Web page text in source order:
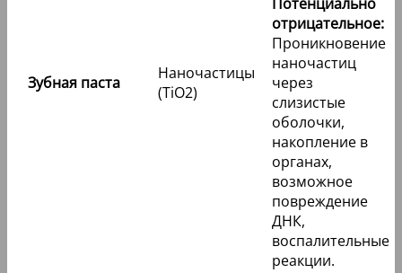
Зубная паста
Наночастицы
(TiO2)
отрицательное:
Проникновение
наночастиц
через
слизистые
оболочки,
накопление в
органах,
возможное
повреждение
ДНК,
воспалительные
реакции.